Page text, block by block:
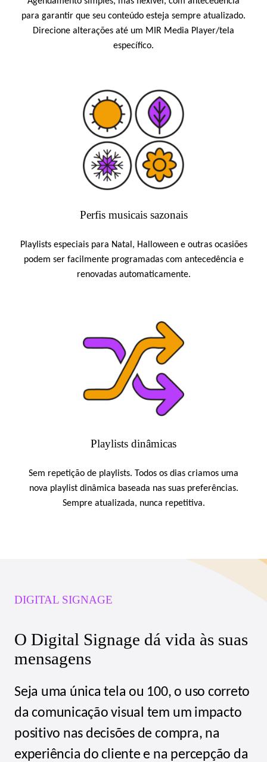
para garantir que seu conteúdo esteja sempre atualizado.
Direcione alterações até um MIR Media Player/tela
específico.
Perfis musicais sazonais
Playlists especiais para Natal, Halloween e outras ocasiões
podem ser facilmente programadas com antecedência e
renovadas automaticamente.
Playlists dinâmicas
Sem repetição de playlists. Todos os dias criamos uma
nova playlist dinâmica baseada nas suas preferências.
Sempre atualizada, nunca repetitiva.
DIGITAL SIGNAGE
O Digital Signage dá vida às suas
mensagens
Seja uma única tela ou 100, o uso correto
da comunicação visual tem um impacto
positivo nas decisões de compra, na
experiência do cliente e na percepção da